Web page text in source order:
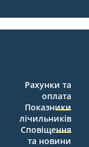
Рахунки та
оплата
Показники
лічильників
Сповіщення
та новини